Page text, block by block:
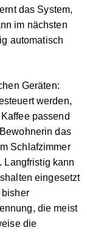
das System,
im nächsten
automatisch
Geräten:
werden,
passend
das
Schlafzimmer
Langfristig kann
eingesetzt
bisher
die meist
die